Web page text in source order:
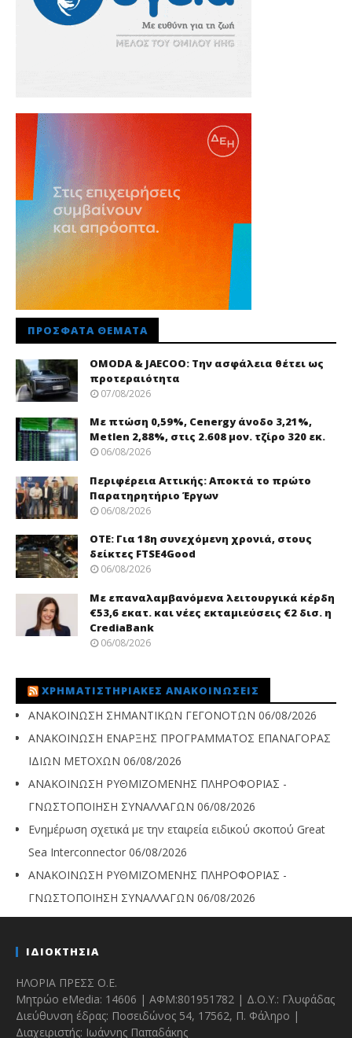
ΠΡΌΣΦΑΤΑ ΘΈΜΑΤΑ
OMODA & JAECOO: Την ασφάλεια θέτει ως
προτεραιότητα
07/08/2026
Με πτώση 0,59%, Cenergy άνοδο 3,21%,
Metlen 2,88%, στις 2.608 μον. τζίρο 320 εκ.
06/08/2026
Περιφέρεια Αττικής: Αποκτά το πρώτο
Παρατηρητήριο Έργων
06/08/2026
ΟΤΕ: Για 18η συνεχόμενη χρονιά, στους
δείκτες FTSE4Good
06/08/2026
Με επαναλαμβανόμενα λειτουργικά κέρδη
€53,6 εκατ. και νέες εκταμιεύσεις €2 δισ. η
CrediaBank
06/08/2026
ΧΡΗΜΑΤΙΣΤΗΡΙΑΚΈΣ ΑΝΑΚΟΙΝΏΣΕΙΣ
ΑΝΑΚΟΙΝΩΣΗ ΣΗΜΑΝΤΙΚΩΝ ΓΕΓΟΝΟΤΩΝ 06/08/2026
ΑΝΑΚΟΙΝΩΣΗ ΕΝΑΡΞΗΣ ΠΡΟΓΡΑΜΜΑΤΟΣ ΕΠΑΝΑΓΟΡΑΣ
ΙΔΙΩΝ ΜΕΤΟΧΩΝ 06/08/2026
ΑΝΑΚΟΙΝΩΣΗ ΡΥΘΜΙΖΟΜΕΝΗΣ ΠΛΗΡΟΦΟΡΙΑΣ -
ΓΝΩΣΤΟΠΟΙΗΣΗ ΣΥΝΑΛΛΑΓΩΝ 06/08/2026
Ενημέρωση σχετικά με την εταιρεία ειδικού σκοπού Great
Sea Interconnector 06/08/2026
ΑΝΑΚΟΙΝΩΣΗ ΡΥΘΜΙΖΟΜΕΝΗΣ ΠΛΗΡΟΦΟΡΙΑΣ -
ΓΝΩΣΤΟΠΟΙΗΣΗ ΣΥΝΑΛΛΑΓΩΝ 06/08/2026
ΙΔΙΟΚΤΗΣΙΑ
ΗΛΟΡΙΑ ΠΡΕΣΣ Ο.Ε.
Μητρώο eMedia: 14606 | ΑΦΜ:801951782 | Δ.Ο.Υ.: Γλυφάδας
Διεύθυνση έδρας: Ποσειδώνος 54, 17562, Π. Φάληρο |
Διαχειριστής: Ιωάννης Παπαδάκης